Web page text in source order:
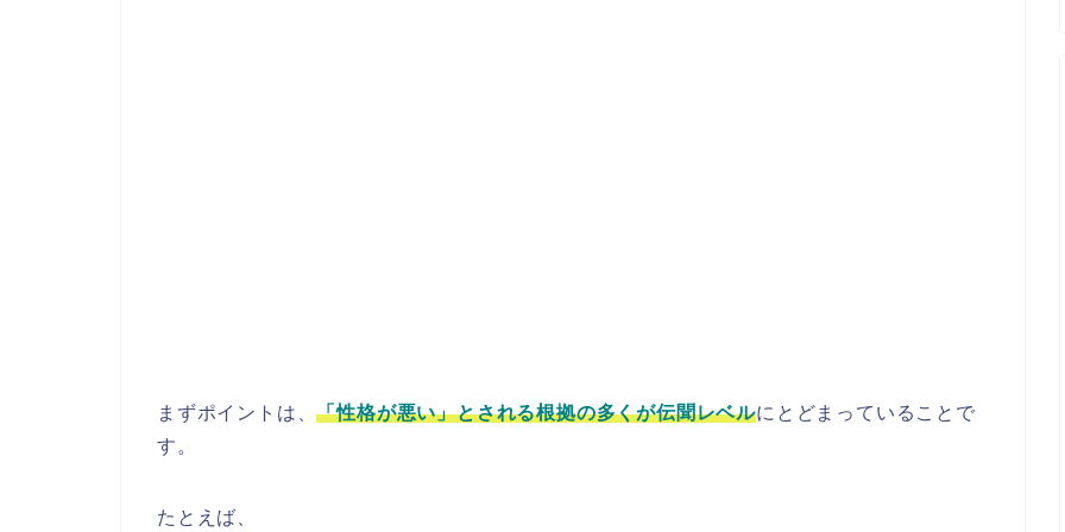
まずポイントは、「性格が悪い」とされる根拠の多くが伝聞レベルにとどまっていることで
す。
たとえば、